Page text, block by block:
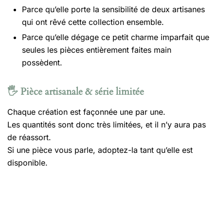
Parce qu’elle porte la sensibilité de deux artisanes
qui ont rêvé cette collection ensemble.
Parce qu’elle dégage ce petit charme imparfait que
seules les pièces entièrement faites main
possèdent.
🖐️ Pièce artisanale & série limitée
Chaque création est façonnée une par une.
Les quantités sont donc très limitées, et il n’y aura pas
de réassort.
Si une pièce vous parle, adoptez-la tant qu’elle est
disponible.